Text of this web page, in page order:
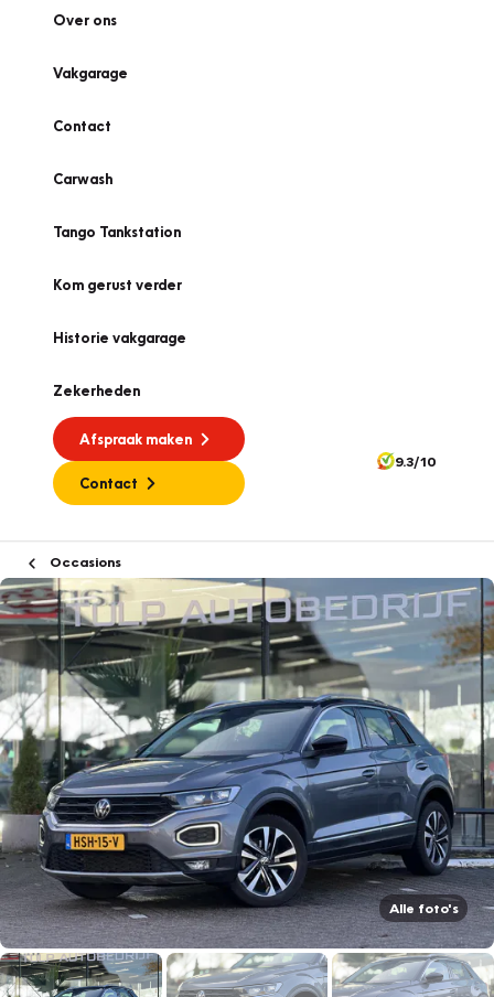
Over ons
Vakgarage
Contact
Carwash
Tango Tankstation
Kom gerust verder
Historie vakgarage
Zekerheden
Afspraak maken
Contact
9.3/10
Occasions
Alle foto's